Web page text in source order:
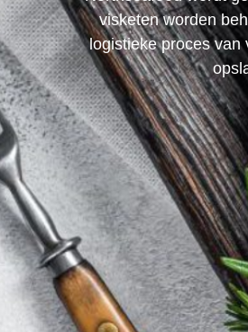
visketen worden
logistieke proces van